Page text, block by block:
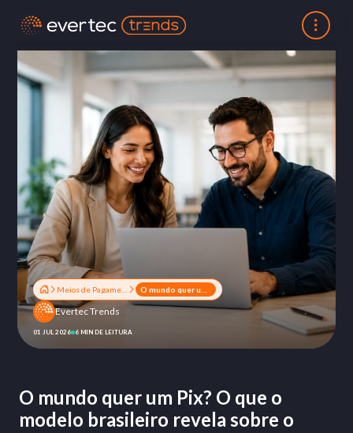
Evertec Trends
01 JUL 2026 6 MIN DE LEITURA
O mundo quer um Pix? O que o
modelo brasileiro revela sobre o